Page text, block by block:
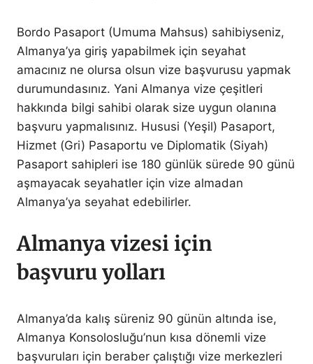
Bordo Pasaport (Umuma Mahsus) sahibiyseniz,
Almanya’ya giriş yapabilmek için seyahat
amacınız ne olursa olsun vize başvurusu yapmak
durumundasınız. Yani Almanya vize çeşitleri
hakkında bilgi sahibi olarak size uygun olanına
başvuru yapmalısınız. Hususi (Yeşil) Pasaport,
Hizmet (Gri) Pasaportu ve Diplomatik (Siyah)
Pasaport sahipleri ise 180 günlük sürede 90 günü
aşmayacak seyahatler için vize almadan
Almanya’ya seyahat edebilirler.
Almanya vizesi için
başvuru yolları
Almanya’da kalış süreniz 90 günün altında ise,
Almanya Konsolosluğu’nun kısa dönemli vize
başvuruları için beraber çalıştığı vize merkezleri